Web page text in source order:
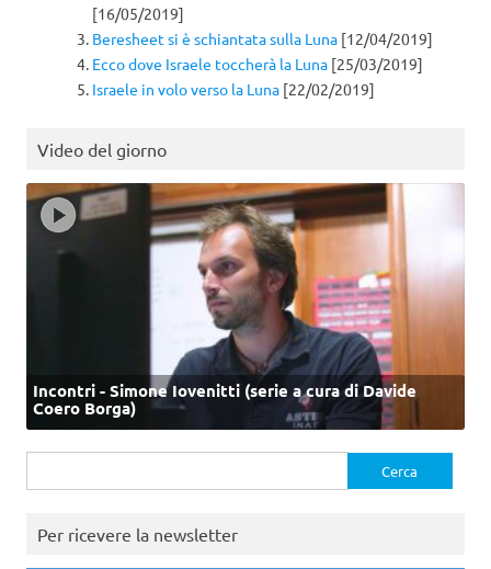
[16/05/2019]
Beresheet si è schiantata sulla Luna [12/04/2019]
Ecco dove Israele toccherà la Luna [25/03/2019]
Israele in volo verso la Luna [22/02/2019]
Video del giorno
Incontri - Simone Iovenitti (serie a cura di Davide
Coero Borga)
per:
Per ricevere la newsletter